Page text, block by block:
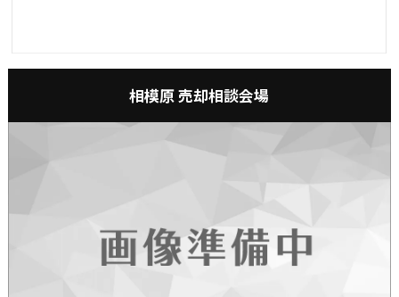
相模原 売却相談会場